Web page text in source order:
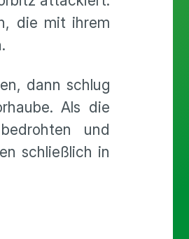
die mit ihrem
dann schlug
Als die
und
schließlich in